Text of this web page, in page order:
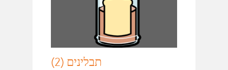
תבלינים (2)